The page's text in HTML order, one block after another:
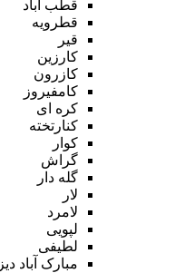
قطب آباد
قطرویه
قیر
کارزین
کازرون
کامفیروز
کره ای
کنارتخته
کوار
گراش
گله دار
لار
لامرد
لپویی
لطیفی
مبارک آباد دیز